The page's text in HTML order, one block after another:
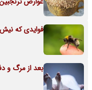
فوایدی که نیش
بعد از مرگ و